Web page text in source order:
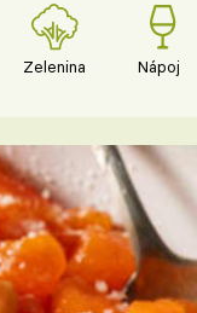
Zelenina Nápoje